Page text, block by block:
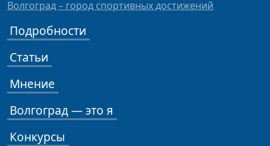
Волгоград – город спортивных достижений
Подробности
Статьи
Мнение
Волгоград — это я
Конкурсы